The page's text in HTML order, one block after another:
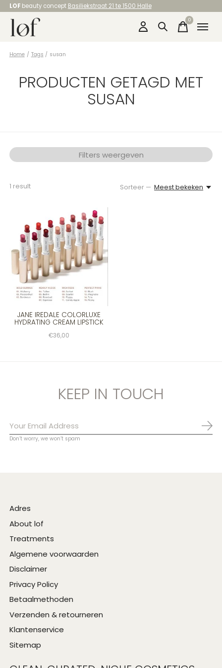
LOF beauty concept Basiliekstraat 21 te 1500 Halle
0items
Home / Tags / susan
PRODUCTEN GETAGD MET
SUSAN
Filters weergeven
1 result Sorteer — Meest bekeken
JANE IREDALE COLORLUXE
HYDRATING CREAM LIPSTICK
€36,00
KEEP IN TOUCH
Don’t worry, we won’t spam
Adres
About lof
Treatments
Algemene voorwaarden
Disclaimer
Privacy Policy
Betaalmethoden
Verzenden & retourneren
Klantenservice
Sitemap